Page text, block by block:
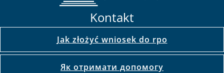
Kontakt
Jak złożyć wniosek do rpo
Як отримати допомогу